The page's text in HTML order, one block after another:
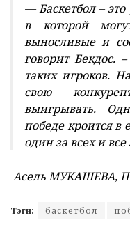
— Баскетбол –
в которой
выносливые и
говорит Бекдос.
таких игроков.
свою
выигрывать.
победе кроится в
один за всех и все
Асель МУКАШЕВА,
Тэги: баскетбол